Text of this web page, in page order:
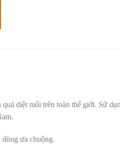
diệt mối trên toàn thế giới. Sử
ưa chuộng.